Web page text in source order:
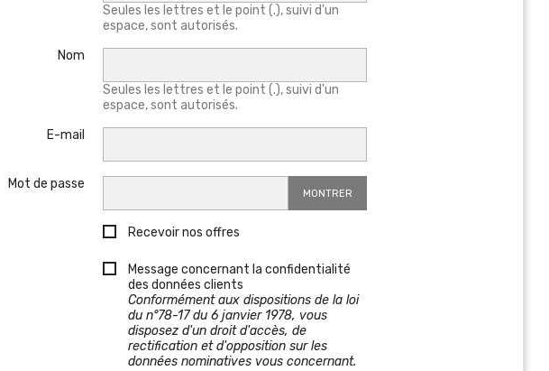
Seules les lettres et le point (.), suivi d'un
espace, sont autorisés.
Nom
Seules les lettres et le point (.), suivi d'un
espace, sont autorisés.
E-mail
Mot de passe
MONTRER
Recevoir nos offres
Message concernant la confidentialité
des données clients
Conformément aux dispositions de la loi
du n°78-17 du 6 janvier 1978, vous
disposez d'un droit d'accès, de
rectification et d'opposition sur les
données nominatives vous concernant.